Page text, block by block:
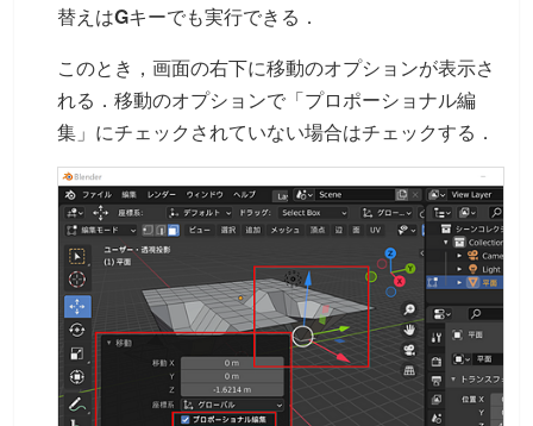
替えはGキーでも実行できる．
このとき，画面の右下に移動のオプションが表示さ
れる．移動のオプションで「プロポーショナル編
集」にチェックされていない場合はチェックする．